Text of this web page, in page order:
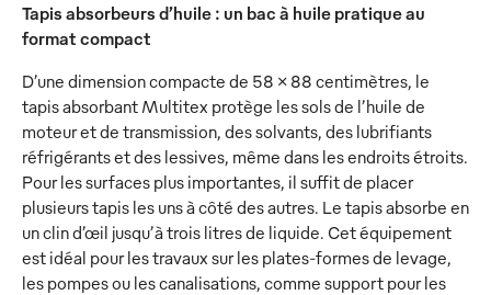
Tapis absorbeurs d’huile : un bac à huile pratique au
format compact
D’une dimension compacte de 58 x 88 centimètres, le
tapis absorbant Multitex protège les sols de l’huile de
moteur et de transmission, des solvants, des lubrifiants
réfrigérants et des lessives, même dans les endroits étroits.
Pour les surfaces plus importantes, il suffit de placer
plusieurs tapis les uns à côté des autres. Le tapis absorbe en
un clin d’œil jusqu’à trois litres de liquide. Cet équipement
est idéal pour les travaux sur les plates-formes de levage,
les pompes ou les canalisations, comme support pour les